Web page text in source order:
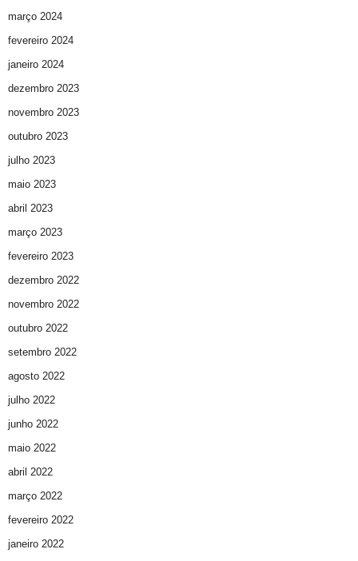
março 2024
fevereiro 2024
janeiro 2024
dezembro 2023
novembro 2023
outubro 2023
julho 2023
maio 2023
abril 2023
março 2023
fevereiro 2023
dezembro 2022
novembro 2022
outubro 2022
setembro 2022
agosto 2022
julho 2022
junho 2022
maio 2022
abril 2022
março 2022
fevereiro 2022
janeiro 2022